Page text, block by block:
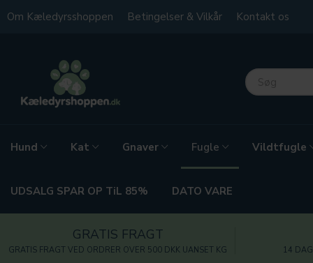
Om Kæledyrsshoppen Betingelser & Vilkår Kontakt os
Hund Kat Gnaver Fugle Vildtfugle
UDSALG SPAR OP TiL 85% DATO VARE
GRATIS FRAGT
GRATIS FRAGT VED ORDRER OVER 500 DKK UANSET KG 14